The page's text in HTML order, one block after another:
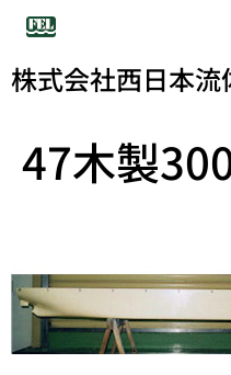
株式会社西日本流
47木製